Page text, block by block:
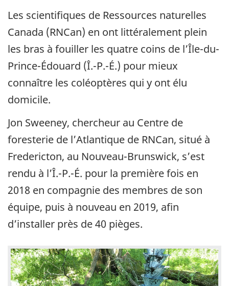
Les scientifiques de Ressources naturelles
Canada (RNCan) en ont littéralement plein
les bras à fouiller les quatre coins de l’Île-du-
Prince-Édouard (Î.-P.-É.) pour mieux
connaître les coléoptères qui y ont élu
domicile.
Jon Sweeney, chercheur au Centre de
foresterie de l’Atlantique de RNCan, situé à
Fredericton, au Nouveau-Brunswick, s’est
rendu à l’Î.-P.-É. pour la première fois en
2018 en compagnie des membres de son
équipe, puis à nouveau en 2019, afin
d’installer près de 40 pièges.